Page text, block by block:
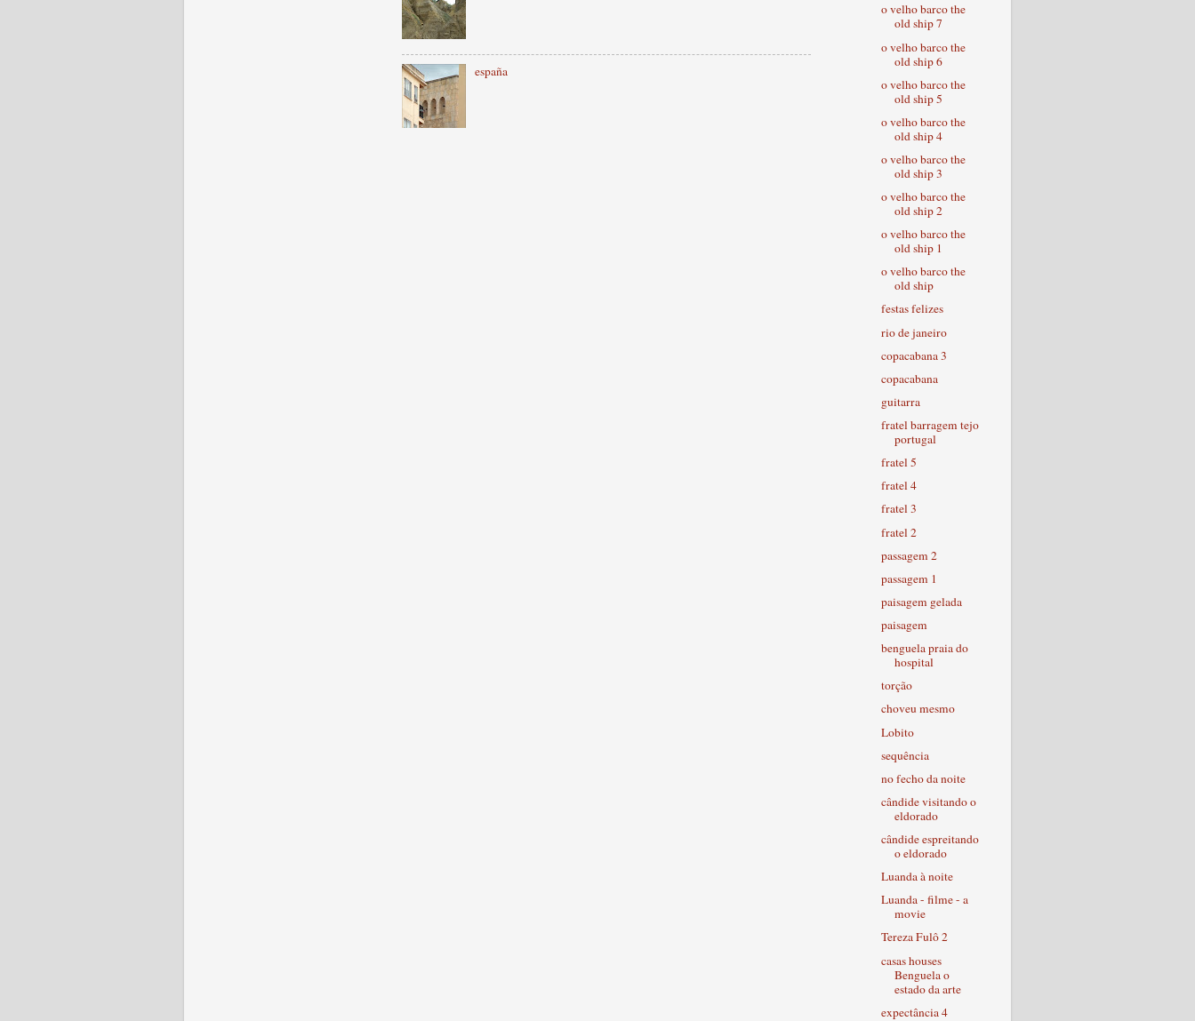
españa
o velho barco the
old ship 7
o velho barco the
old ship 6
o velho barco the
old ship 5
o velho barco the
old ship 4
o velho barco the
old ship 3
o velho barco the
old ship 2
o velho barco the
old ship 1
o velho barco the
old ship
festas felizes
rio de janeiro
copacabana 3
copacabana
guitarra
fratel barragem tejo
portugal
fratel 5
fratel 4
fratel 3
fratel 2
passagem 2
passagem 1
paisagem gelada
paisagem
benguela praia do
hospital
torção
choveu mesmo
Lobito
sequência
no fecho da noite
cândide visitando o
eldorado
cândide espreitando
o eldorado
Luanda à noite
Luanda - filme - a
movie
Tereza Fulô 2
casas houses
Benguela o
estado da arte
expectância 4